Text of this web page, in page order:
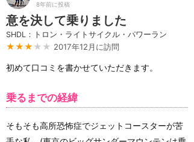
8年前に投稿
意を決して乗りました
SHDL：トロン・ライトサイクル・パワーラン
★★★ ★★ 2017年12月に訪問
初めて口コミを書かせていただきます。
乗るまでの経緯
そもそも高所恐怖症でジェットコースターが苦